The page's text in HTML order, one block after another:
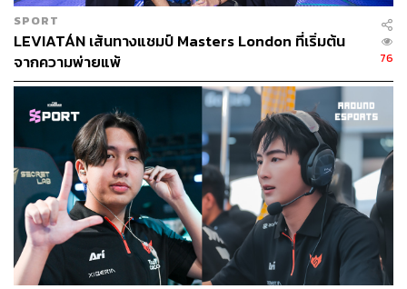
SPORT
LEVIATÁN เส้นทางแชมป์ Masters London ที่เริ่มต้น
จากความพ่ายแพ้
76